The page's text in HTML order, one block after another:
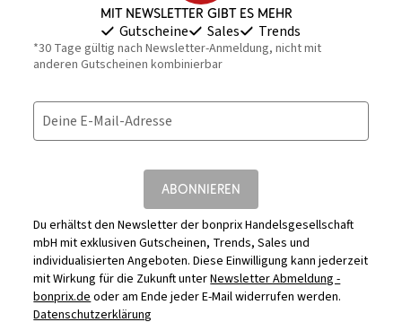
Mit Newsletter gibt es mehr
Gutscheine Sales Trends
*30 Tage gültig nach Newsletter-Anmeldung, nicht mit
anderen Gutscheinen kombinierbar
Deine E-Mail-Adresse
ABONNIEREN
Du erhältst den Newsletter der bonprix Handelsgesellschaft
mbH mit exklusiven Gutscheinen, Trends, Sales und
individualisierten Angeboten. Diese Einwilligung kann jederzeit
mit Wirkung für die Zukunft unterNewsletter Abmeldung -
bonprix.deoder am Ende jeder E-Mail widerrufen werden.
Datenschutzerklärung